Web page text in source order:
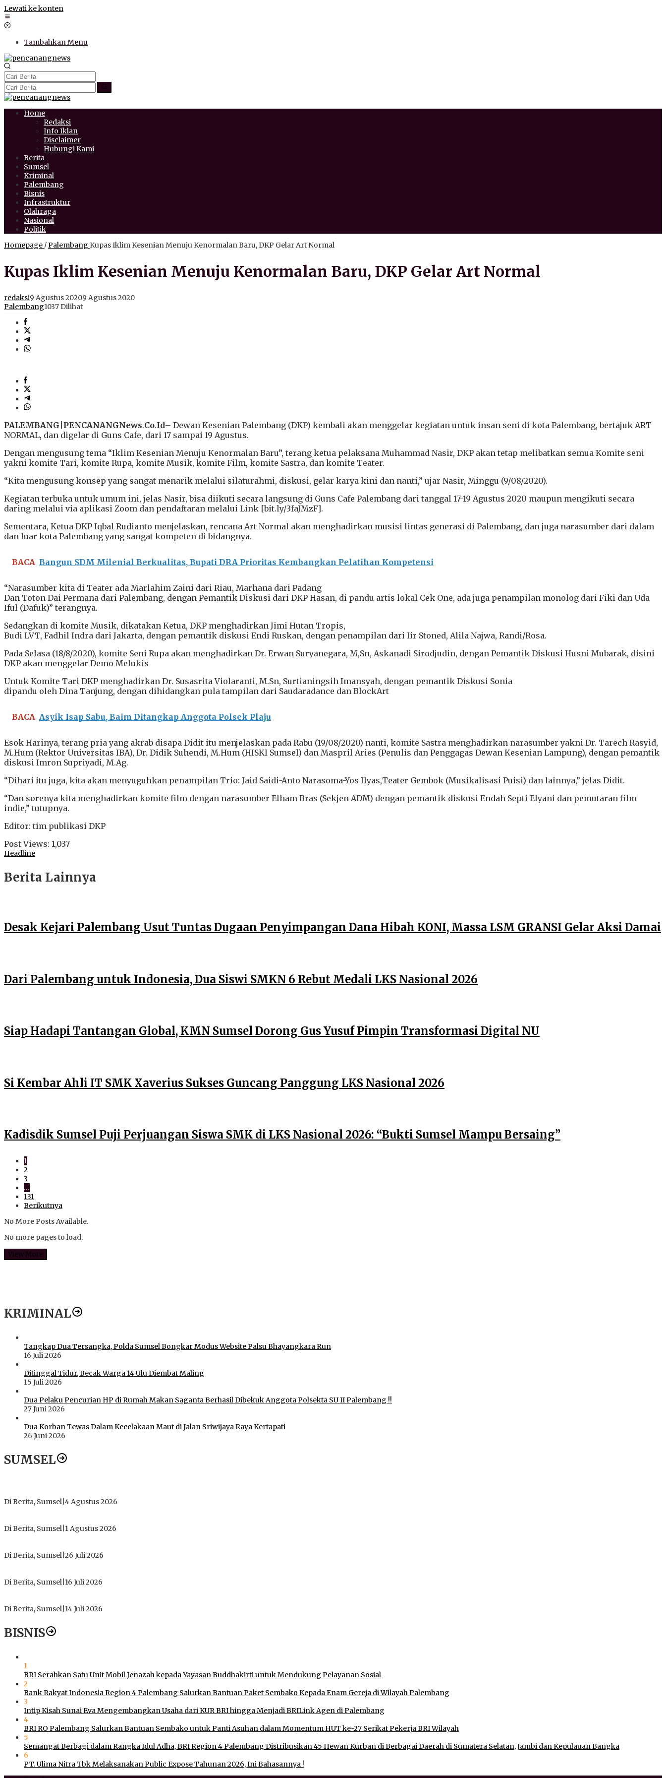
Lewati ke konten
Tambahkan Menu
Home
Redaksi
Info Iklan
Disclaimer
Hubungi Kami
Berita
Sumsel
Kriminal
Palembang
Bisnis
Infrastruktur
Olahraga
Nasional
Politik
Homepage /Palembang Kupas Iklim Kesenian Menuju Kenormalan Baru, DKP Gelar Art Normal
Kupas Iklim Kesenian Menuju Kenormalan Baru, DKP Gelar Art Normal
redaksi9 Agustus 20209 Agustus 2020
Palembang1037 Dilihat
PALEMBANG PENCANANGNews.Co.Id– Dewan Kesenian Palembang (DKP) kembali akan menggelar kegiatan untuk insan seni di kota Palembang, bertajuk ART
NORMAL, dan digelar di Guns Cafe, dari 17 sampai 19 Agustus.
Dengan mengusung tema “Iklim Kesenian Menuju Kenormalan Baru”, terang ketua pelaksana Muhammad Nasir, DKP akan tetap melibatkan semua Komite seni
yakni komite Tari, komite Rupa, komite Musik, komite Film, komite Sastra, dan komite Teater.
“Kita mengusung konsep yang sangat menarik melalui silaturahmi, diskusi, gelar karya kini dan nanti,” ujar Nasir, Minggu (9/08/2020).
Kegiatan terbuka untuk umum ini, jelas Nasir, bisa diikuti secara langsung di Guns Cafe Palembang dari tanggal 17-19 Agustus 2020 maupun mengikuti secara
daring melalui via aplikasi Zoom dan pendaftaran melalui Link [bit.ly/3faJMzF].
Sementara, Ketua DKP Iqbal Rudianto menjelaskan, rencana Art Normal akan menghadirkan musisi lintas generasi di Palembang, dan juga narasumber dari dalam
dan luar kota Palembang yang sangat kompeten di bidangnya.
BACA Bangun SDM Milenial Berkualitas, Bupati DRA Prioritas Kembangkan Pelatihan Kompetensi
“Narasumber kita di Teater ada Marlahim Zaini dari Riau, Marhana dari Padang
Dan Toton Dai Permana dari Palembang, dengan Pemantik Diskusi dari DKP Hasan, di pandu artis lokal Cek One, ada juga penampilan monolog dari Fiki dan Uda
Iful (Dafuk)” terangnya.
Sedangkan di komite Musik, dikatakan Ketua, DKP menghadirkan Jimi Hutan Tropis,
Budi LVT, Fadhil Indra dari Jakarta, dengan pemantik diskusi Endi Ruskan, dengan penampilan dari Iir Stoned, Alila Najwa, Randi/Rosa.
Pada Selasa (18/8/2020), komite Seni Rupa akan menghadirkan Dr. Erwan Suryanegara, M,Sn, Askanadi Sirodjudin, dengan Pemantik Diskusi Husni Mubarak, disini
DKP akan menggelar Demo Melukis
Untuk Komite Tari DKP menghadirkan Dr. Susasrita Violaranti, M.Sn, Surtianingsih Imansyah, dengan pemantik Diskusi Sonia
dipandu oleh Dina Tanjung, dengan dihidangkan pula tampilan dari Saudaradance dan BlockArt
BACA Asyik Isap Sabu, Baim Ditangkap Anggota Polsek Plaju
Esok Harinya, terang pria yang akrab disapa Didit itu menjelaskan pada Rabu (19/08/2020) nanti, komite Sastra menghadirkan narasumber yakni Dr. Tarech Rasyid,
M.Hum (Rektor Universitas IBA), Dr. Didik Suhendi, M.Hum (HISKI Sumsel) dan Maspril Aries (Penulis dan Penggagas Dewan Kesenian Lampung), dengan pemantik
diskusi Imron Supriyadi, M.Ag.
“Dihari itu juga, kita akan menyuguhkan penampilan Trio: Jaid Saidi-Anto Narasoma-Yos Ilyas,Teater Gembok (Musikalisasi Puisi) dan lainnya,” jelas Didit.
“Dan sorenya kita menghadirkan komite film dengan narasumber Elham Bras (Sekjen ADM) dengan pemantik diskusi Endah Septi Elyani dan pemutaran film
indie,” tutupnya.
Editor: tim publikasi DKP
Post Views: 1,037
Headline
Berita Lainnya
Desak Kejari Palembang Usut Tuntas Dugaan Penyimpangan Dana Hibah KONI, Massa LSM GRANSI Gelar Aksi Damai
Dari Palembang untuk Indonesia, Dua Siswi SMKN 6 Rebut Medali LKS Nasional 2026
Siap Hadapi Tantangan Global, KMN Sumsel Dorong Gus Yusuf Pimpin Transformasi Digital NU
Si Kembar Ahli IT SMK Xaverius Sukses Guncang Panggung LKS Nasional 2026
Kadisdik Sumsel Puji Perjuangan Siswa SMK di LKS Nasional 2026: “Bukti Sumsel Mampu Bersaing”
1
2
3
…
131
Berikutnya
No More Posts Available.
No more pages to load.
View More
KRIMINAL
Tangkap Dua Tersangka, Polda Sumsel Bongkar Modus Website Palsu Bhayangkara Run
16 Juli 2026
Ditinggal Tidur, Becak Warga 14 Ulu Diembat Maling
15 Juli 2026
Dua Pelaku Pencurian HP di Rumah Makan Saganta Berhasil Dibekuk Anggota Polsekta SU II Palembang !!
27 Juni 2026
Dua Korban Tewas Dalam Kecelakaan Maut di Jalan Sriwijaya Raya Kertapati
26 Juni 2026
SUMSEL
Di Berita, Sumsel 4 Agustus 2026
Di Berita, Sumsel 1 Agustus 2026
Di Berita, Sumsel 26 Juli 2026
Di Berita, Sumsel 16 Juli 2026
Di Berita, Sumsel 14 Juli 2026
BISNIS
1
BRI Serahkan Satu Unit Mobil Jenazah kepada Yayasan Buddhakirti untuk Mendukung Pelayanan Sosial
2
Bank Rakyat Indonesia Region 4 Palembang Salurkan Bantuan Paket Sembako Kepada Enam Gereja di Wilayah Palembang
3
Intip Kisah Sunai Eva Mengembangkan Usaha dari KUR BRI hingga Menjadi BRILink Agen di Palembang
4
BRI RO Palembang Salurkan Bantuan Sembako untuk Panti Asuhan dalam Momentum HUT ke-27 Serikat Pekerja BRI Wilayah
5
Semangat Berbagi dalam Rangka Idul Adha, BRI Region 4 Palembang Distribusikan 45 Hewan Kurban di Berbagai Daerah di Sumatera Selatan, Jambi dan Kepulauan Bangka
6
PT. Ulima Nitra Tbk Melaksanakan Public Expose Tahunan 2026, Ini Bahasannya !